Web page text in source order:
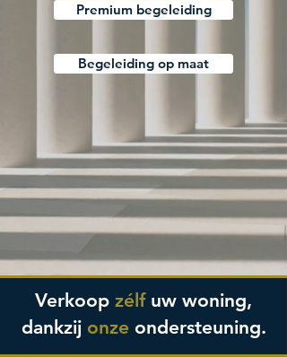
Premium begeleiding
Begeleiding op maat
Verkoop zélfuw woning,
dankzij onze ondersteuning.